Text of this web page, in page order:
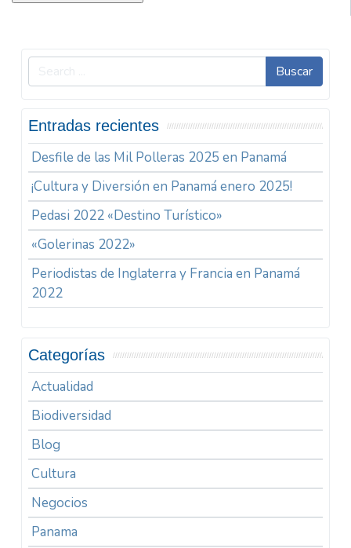
Buscar
Entradas recientes
Desfile de las Mil Polleras 2025 en Panamá
¡Cultura y Diversión en Panamá enero 2025!
Pedasi 2022 «Destino Turístico»
«Golerinas 2022»
Periodistas de Inglaterra y Francia en Panamá
2022
Categorías
Actualidad
Biodiversidad
Blog
Cultura
Negocios
Panama